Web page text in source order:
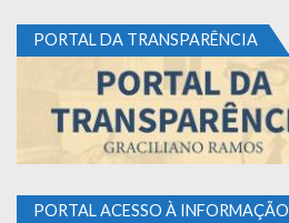
PORTAL DA TRANSPARÊNCIA
PORTAL ACESSO À INFORMAÇÃO